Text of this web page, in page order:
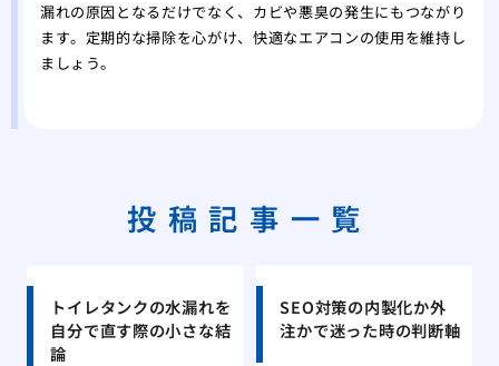
漏れの原因となるだけでなく、カビや悪臭の発生にもつながり
ます。定期的な掃除を心がけ、快適なエアコンの使用を維持し
ましょう。
投稿記事一覧
トイレタンクの水漏れを
自分で直す際の小さな結
論
SEO対策の内製化か外
注かで迷った時の判断軸